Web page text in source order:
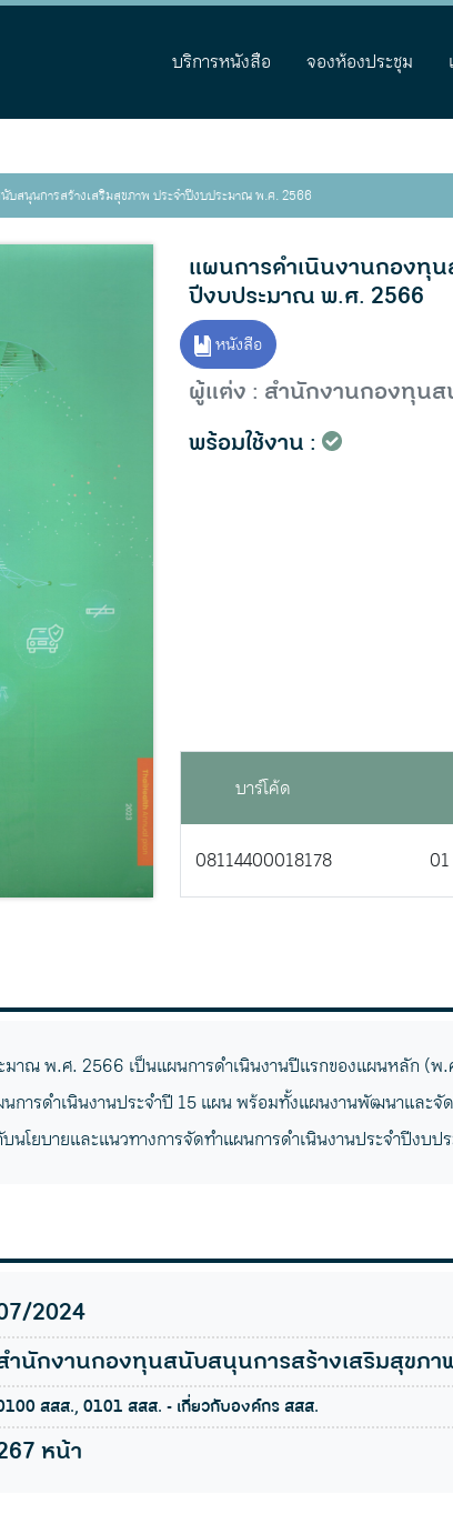
บริการหนังสือ จองห้องประชุม
บสนุนการสร้างเสริมสุขภาพ ประจำปีงบประมาณ พ.ศ. 2566
แผนการดำเนินงานกองทุ
ปีงบประมาณ พ.ศ. 2566
หนังสือ
ผู้แต่ง : สำนักงานกองทุน
พร้อมใช้งาน :
บาร์โค้ด
08114400018178
มาณ พ.ศ. 2566 เป็นแผนการดำเนินงานปีแรกของแผนหลัก (พ
ารดำเนินงานประจำปี 15 แผน พร้อมทั้งแผนงานพัฒนาและจั
นโยบายและแนวทางการจัดทำแผนการดำเนินงานประจำปีง
2024
ำนักงานกองทุนสนับสนุนการสร้างเสริมสุขภา
สสส., 0101 สสส. - เกี่ยวกับองค์กร สสส.
หน้า